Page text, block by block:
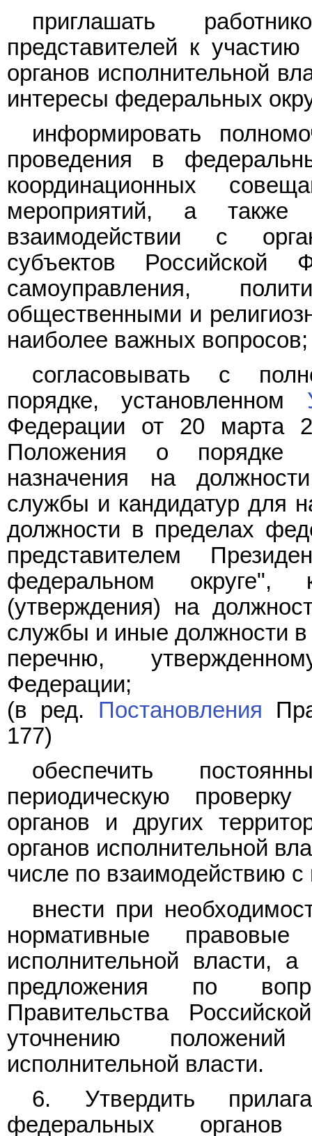
приглашать
представителей к
органов исполнительной
интересы федеральных
информировать
проведения в
координационных
мероприятий, а
взаимодействии с
субъектов Российской
самоуправления,
общественными и
наиболее важных вопросов;
согласовывать с
порядке, установленном
Федерации от 20 марта
Положения о порядке
назначения на
службы и кандидатур для
должности в пределах
представителем
федеральном округе",
(утверждения) на
службы и иные должности в
перечню,
Федерации;
(в ред. Постановления
177)
обеспечить
периодическую проверку
органов и других
органов исполнительной
числе по взаимодействию
внести при
нормативные
исполнительной власти,
предложения по
Правительства
уточнению
исполнительной власти.
6. Утвердить
федеральных